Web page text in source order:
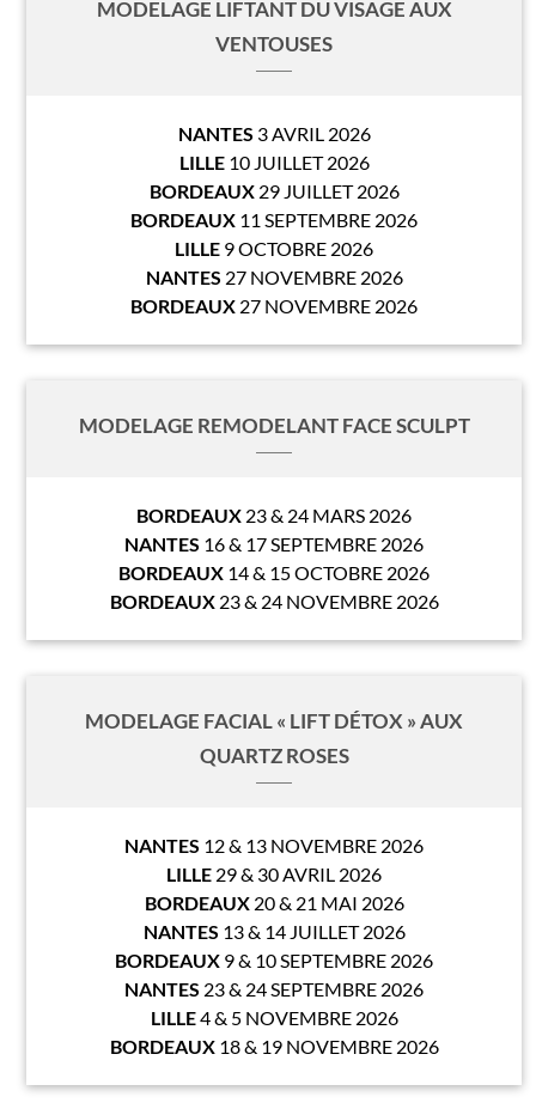
MODELAGE LIFTANT DU VISAGE AUX
VENTOUSES
NANTES 3 AVRIL 2026
LILLE 10 JUILLET 2026
BORDEAUX 29 JUILLET 2026
BORDEAUX 11 SEPTEMBRE 2026
LILLE 9 OCTOBRE 2026
NANTES 27 NOVEMBRE 2026
BORDEAUX 27 NOVEMBRE 2026
MODELAGE REMODELANT FACE SCULPT
BORDEAUX 23 & 24 MARS 2026
NANTES 16 & 17 SEPTEMBRE 2026
BORDEAUX 14 & 15 OCTOBRE 2026
BORDEAUX 23 & 24 NOVEMBRE 2026
MODELAGE FACIAL « LIFT DÉTOX » AUX
QUARTZ ROSES
NANTES 12 & 13 NOVEMBRE 2026
LILLE 29 & 30 AVRIL 2026
BORDEAUX 20 & 21 MAI 2026
NANTES 13 & 14 JUILLET 2026
BORDEAUX 9 & 10 SEPTEMBRE 2026
NANTES 23 & 24 SEPTEMBRE 2026
LILLE4 & 5 NOVEMBRE 2026
BORDEAUX 18 & 19 NOVEMBRE 2026